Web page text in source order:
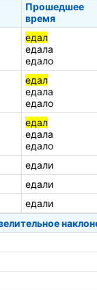
Прошедшее
время
едал
едала
едало
едал
едала
едало
едал
едала
едало
едали
едали
едали